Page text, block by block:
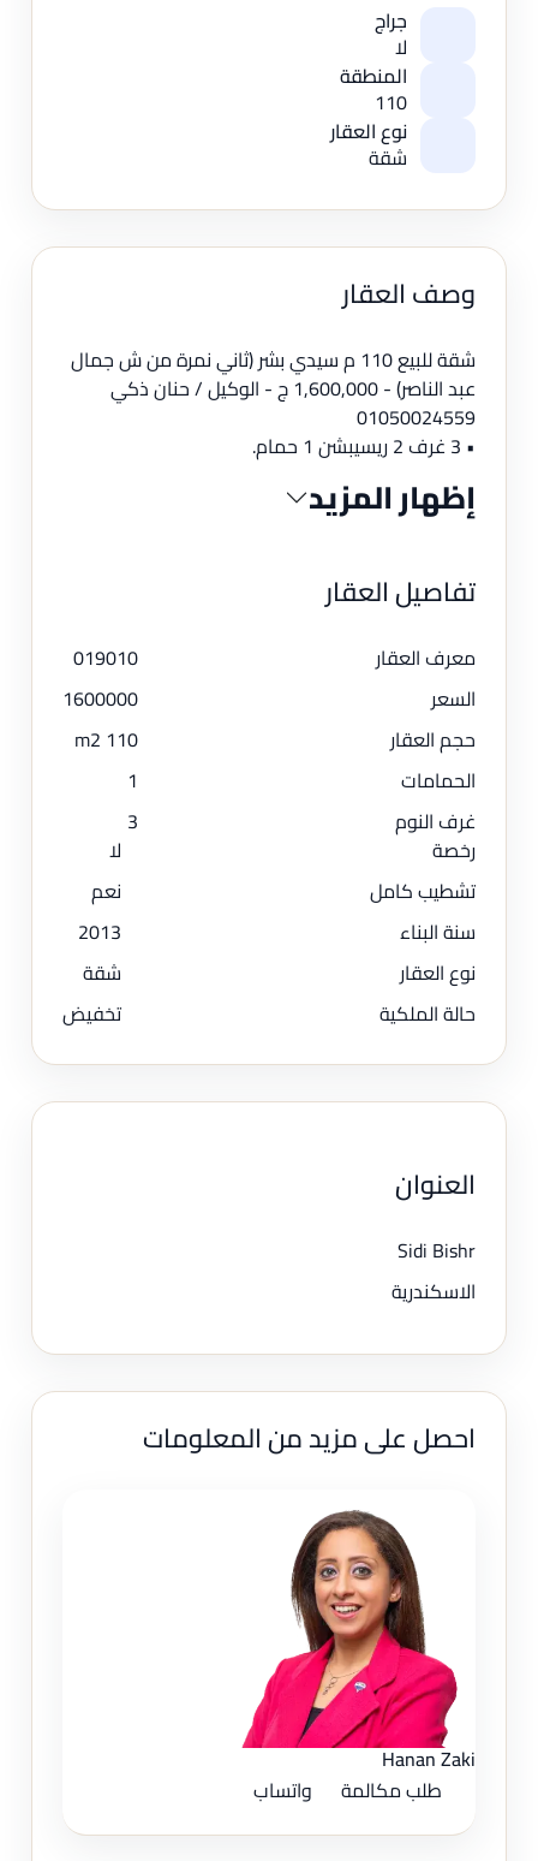
جراج
لا
المنطقة
110
نوع العقار
شقة
وصف العقار
شقة للبيع 110 م سيدي بشر (ثاني نمرة من ش جمال
عبد الناصر) - 1,600,000 ج - الوكيل / حنان ذكي
01050024559
• 3 غرف 2 ريسيبشن 1 حمام.
إظهار المزيد
تفاصيل العقار
معرف العقار
السعر
حجم العقار
الحمامات
غرف النوم
019010
1600000
110 m2
1
3
رخصة
تشطيب كامل
سنة البناء
نوع العقار
حالة الملكية
لا
نعم
2013
شقة
تخفيض
العنوان
Sidi Bishr
الاسكندرية
احصل على مزيد من المعلومات
Hanan Zaki
طلب مكالمة
واتساب